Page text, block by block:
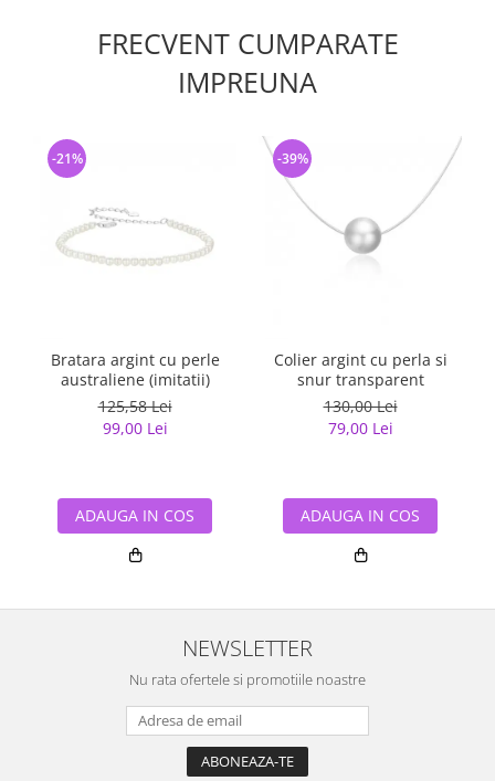
FRECVENT CUMPARATE
IMPREUNA
Bratara argint cu perle
australiene (imitatii)
125,58 Lei
99,00 Lei
-21%
ADAUGA IN COS
Colier argint cu perla si
snur transparent
130,00 Lei
79,00 Lei
-39%
ADAUGA IN COS
NEWSLETTER
Nu rata ofertele si promotiile noastre